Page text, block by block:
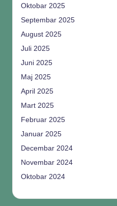
Oktobar 2025
Septembar 2025
August 2025
Juli 2025
Juni 2025
Maj 2025
April 2025
Mart 2025
Februar 2025
Januar 2025
Decembar 2024
Novembar 2024
Oktobar 2024